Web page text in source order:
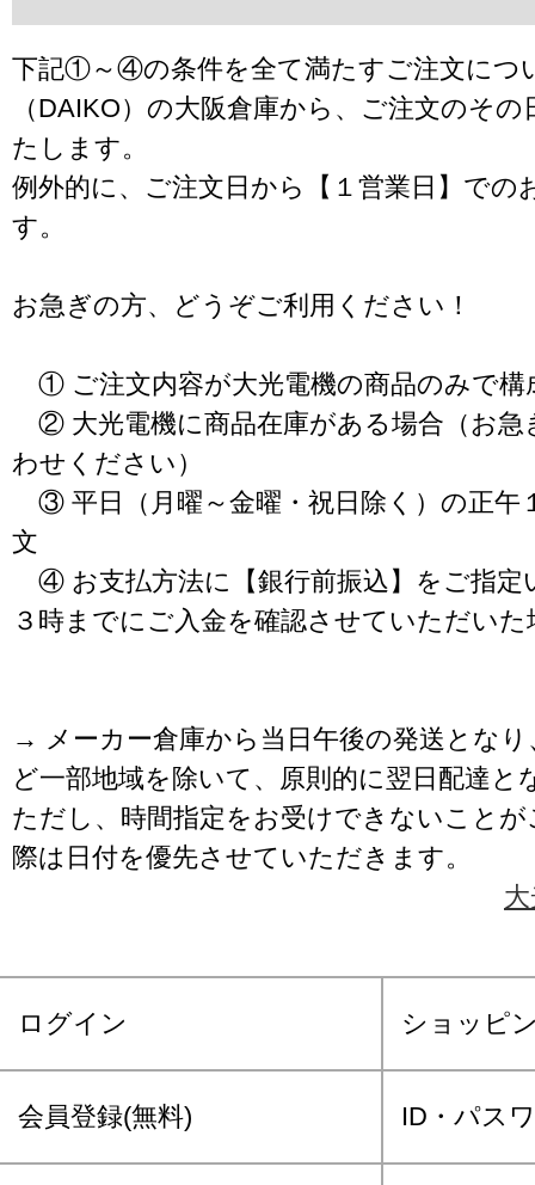
下記①～④の条件を全て満たすご注文につ
（DAIKO）の大阪倉庫から、ご注文のそ
たします。
例外的に、ご注文日から【１営業日】での
す。
お急ぎの方、どうぞご利用ください！
① ご注文内容が大光電機の商品のみで構
② 大光電機に商品在庫がある場合（お急
わせください）
③ 平日（月曜～金曜・祝日除く）の正午
文
④ お支払方法に【銀行前振込】をご指定
３時までにご入金を確認させていただいた
→ メーカー倉庫から当日午後の発送となり
ど一部地域を除いて、原則的に翌日配達と
ただし、時間指定をお受けできないこと
際は日付を優先させていただきます。
ログイン ショッピ
会員登録(無料) ID・パス